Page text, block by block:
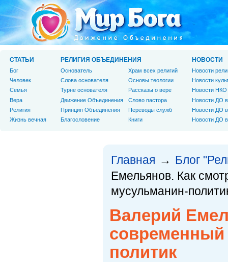
Главная → Блог
Емельянов. Как
мусульманин-
Валерий
современный
политик
СТАТЬИ
Бог
Человек
Cемья
Вера
Религия
Жизнь вечная
РЕЛИГИЯ ОБЪЕДИНЕНИЯ
Основатель
Слова основателя
Турне основателя
Движение Объединения
Принцип Объединения
Благословение
Храм всех религий
Основы теологии
Рассказы о вере
Слово пастора
Переводы служб
Книги
НОВОСТИ
Новости
Новости
Новости НКО
Новости ДО
Новости ДО
Новости ДО